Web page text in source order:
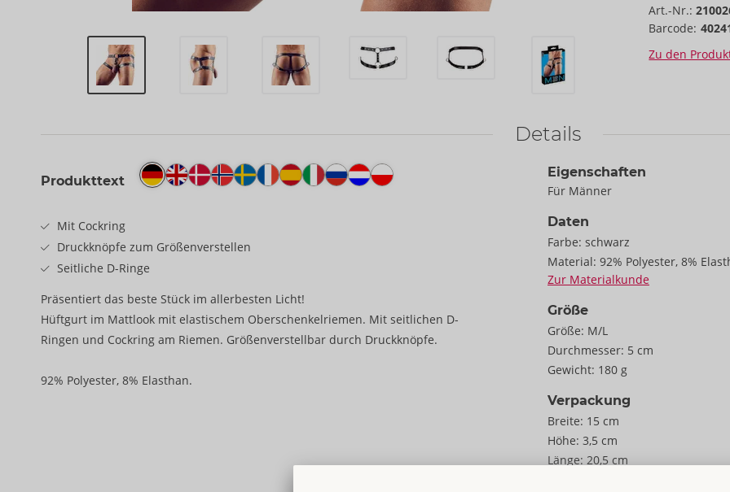
Art.-Nr.:
Barcode:
Zu den
Details
Produkttext
Mit Cockring
Druckknöpfe zum Größenverstellen
Seitliche D-Ringe
Präsentiert das beste Stück im allerbesten Licht!
Hüftgurt im Mattlook mit elastischem Oberschenkelriemen. Mit seitlichen D-
Ringen und Cockring am Riemen. Größenverstellbar durch Druckknöpfe.
92% Polyester, 8% Elasthan.
Eigenschaften
Für Männer
Daten
Farbe: schwarz
Material: 92% Polyester, 8%
Zur Materialkunde
Größe
Größe: M/L
Durchmesser: 5 cm
Gewicht: 180 g
Verpackung
Breite: 15 cm
Höhe: 3,5 cm
Länge: 20,5 cm